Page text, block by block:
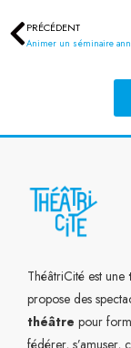
PRÉCÉDENT
ThéâtriCité est une
propose des
théâtre pour
fédérer, s’amuser,